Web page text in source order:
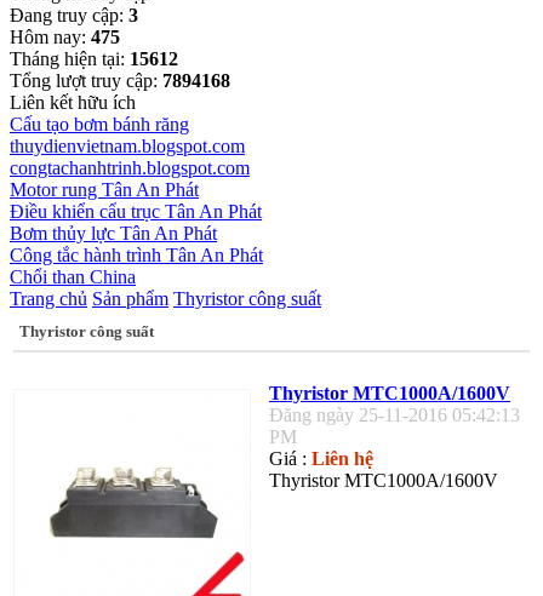
Đang truy cập: 3
Hôm nay: 475
Tháng hiện tại: 15612
Tổng lượt truy cập: 7894168
Liên kết hữu ích
Cấu tạo bơm bánh răng
thuydienvietnam.blogspot.com
congtachanhtrinh.blogspot.com
Motor rung Tân An Phát
Điều khiển cẩu trục Tân An Phát
Bơm thủy lực Tân An Phát
Công tắc hành trình Tân An Phát
Chổi than China
Trang chủ Sản phẩm Thyristor công suất
Thyristor công suất
Thyristor MTC1000A/1600V
Đăng ngày 25-11-2016 05:42:13
PM
Giá : Liên hệ
Thyristor MTC1000A/1600V